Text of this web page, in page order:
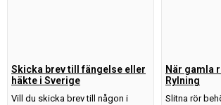
Skicka brev till fängelse eller
häkte i Sverige
Vill du skicka brev till någon i
När gamla
Rylning
Slitna rör